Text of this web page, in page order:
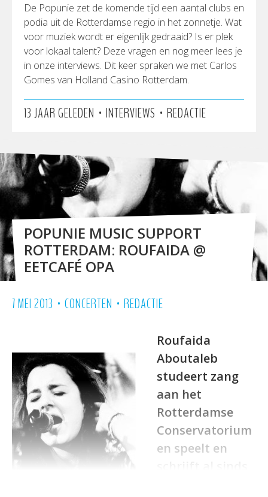
De Popunie zet de komende tijd een aantal clubs en
podia uit de Rotterdamse regio in het zonnetje. Wat
voor muziek wordt er eigenlijk gedraaid? Is er plek
voor lokaal talent? Deze vragen en nog meer lees je
in onze interviews. Dit keer spraken we met Carlos
Gomes van Holland Casino Rotterdam.
13 JAAR GELEDEN • INTERVIEWS • REDACTIE
POPUNIE MUSIC SUPPORT
ROTTERDAM: ROUFAIDA @
EETCAFÉ OPA
7 MEI 2013 • CONCERTEN • REDACTIE
Roufaida
Aboutaleb
studeert zang
aan het
Rotterdamse
Conservatorium
en speelt en